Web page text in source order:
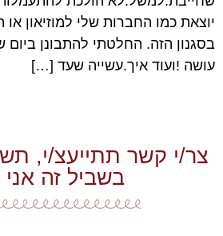
יוצאת כמו החברות שלי למוזיאון או
בסגנון הזה. החלטתי להתבונן ביום
עושה !ועוד איך.עשייה שעד […]
צר/י קשר תתייעצ/י,
בשביל זה אני